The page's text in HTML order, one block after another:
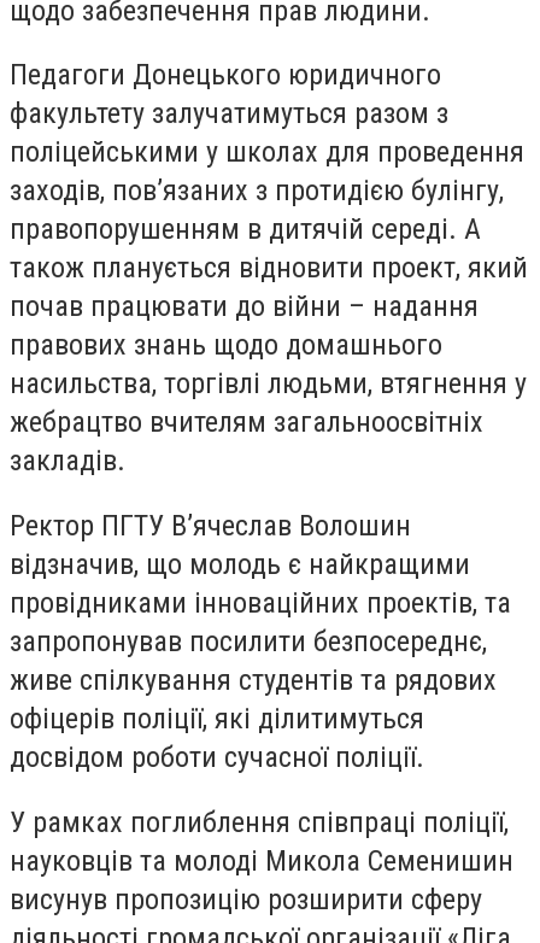
щодо забезпечення прав людини.
Педагоги Донецького юридичного
факультету залучатимуться разом з
поліцейськими у школах для проведення
заходів, пов’язаних з протидією булінгу,
правопорушенням в дитячій середі. А
також планується відновити проект, який
почав працювати до війни – надання
правових знань щодо домашнього
насильства, торгівлі людьми, втягнення у
жебрацтво вчителям загальноосвітніх
закладів.
Ректор ПГТУ В’ячеслав Волошин
відзначив, що молодь є найкращими
провідниками інноваційних проектів, та
запропонував посилити безпосереднє,
живе спілкування студентів та рядових
офіцерів поліції, які ділитимуться
досвідом роботи сучасної поліції.
У рамках поглиблення співпраці поліції,
науковців та молоді Микола Семенишин
висунув пропозицію розширити сферу